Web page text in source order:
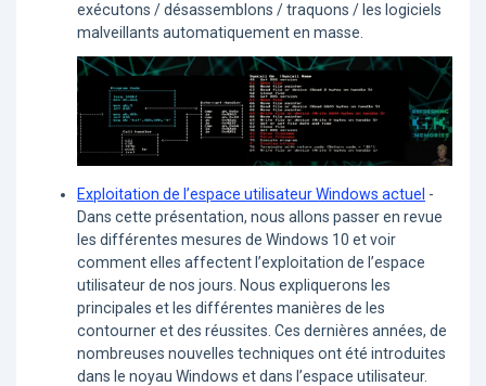
exécutons / désassemblons / traquons / les logiciels
malveillants automatiquement en masse.
Exploitation de l’espace utilisateur Windows actuel -
Dans cette présentation, nous allons passer en revue
les différentes mesures de Windows 10 et voir
comment elles affectent l’exploitation de l’espace
utilisateur de nos jours. Nous expliquerons les
principales et les différentes manières de les
contourner et des réussites. Ces dernières années, de
nombreuses nouvelles techniques ont été introduites
dans le noyau Windows et dans l’espace utilisateur.